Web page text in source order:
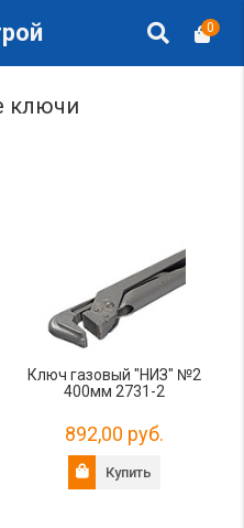
0
ключи
Ключ газовый "НИЗ" №2
400мм 2731-2
892,00 руб.
Купить